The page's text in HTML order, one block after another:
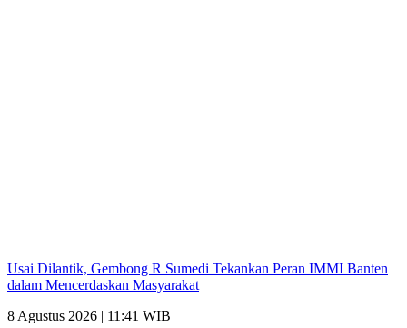
Usai Dilantik, Gembong R Sumedi Tekankan Peran IMMI Banten
dalam Mencerdaskan Masyarakat
8 Agustus 2026 | 11:41 WIB